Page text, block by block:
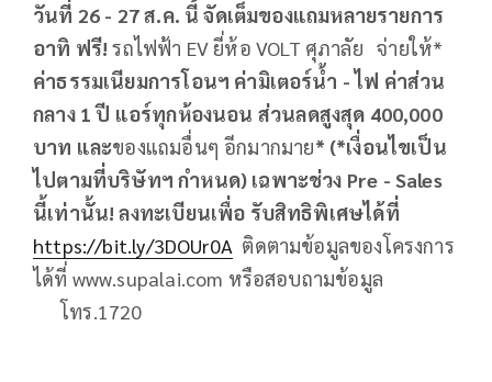
วันที่ 26 - 27 ส.ค. นี้ จัดเต็มของแถมหลายรายการ
อาทิ ฟรี!รถไฟฟ้า EV ยี่ห้อ VOLT ศุภาลัย จ่ายให้*
ค่าธรรมเนียมการโอนฯ ค่ามิเตอร์น้ำ - ไฟ ค่าส่วน
กลาง 1 ปี แอร์ทุกห้องนอน ส่วนลดสูงสุด 400,000
บาท และของแถมอื่นๆ อีกมากมาย* (*เงื่อนไขเป็น
ไปตามที่บริษัทฯ กำหนด) เฉพาะช่วง Pre - Sales
นี้เท่านั้น! ลงทะเบียนเพื่อ รับสิทธิพิเศษได้ที่
https://bit.ly/3DOUr0A ติดตามข้อมูลของโครงการ
ได้ที่ www.supalai.com หรือสอบถามข้อมูล
โทร.1720